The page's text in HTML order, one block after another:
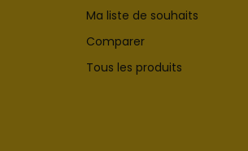
Ma liste de souhaits
Comparer
Tous les produits